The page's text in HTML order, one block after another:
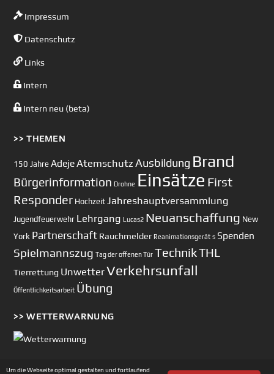
Impressum
Datenschutz
Links
Intern
Intern neu (beta)
>> THEMEN
150 Jahre AdejeAtemschutz Ausbildung Brand
Bürgerinformation Drohne Einsätze First
Responder Hochzeit Jahreshauptversammlung
Jugendfeuerwehr Lehrgang Lucas2 Neuanschaffung New
York Partnerschaft Rauchmelder Reanimationsgerät s Spenden
Spielmannszug Tag der offenen Tür TechnikTHL
Tierrettung UnwetterVerkehrsunfall
Öffentlichkeitsarbeit Übung
>> WETTERWARNUNG
Um die Webseite optimal gestalten und fortlaufend